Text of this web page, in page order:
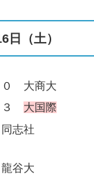
日（土）
大商大
３ 大国際
志社
谷大